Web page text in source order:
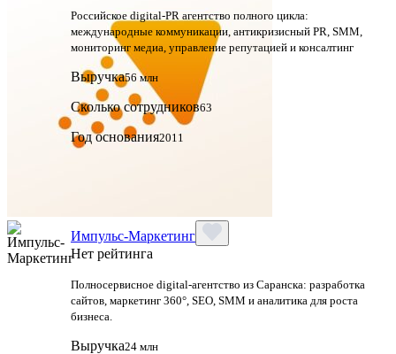
Российское digital-PR агентство полного цикла:
международные коммуникации, антикризисный PR, SMM,
мониторинг медиа, управление репутацией и консалтинг
Выручка56 млн
Сколько сотрудников63
Год основания2011
Импульс-Маркетинг
Нет рейтинга
Полносервисное digital-агентство из Саранска: разработка
сайтов, маркетинг 360°, SEO, SMM и аналитика для роста
бизнеса.
Выручка24 млн